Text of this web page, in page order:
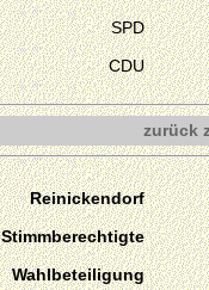
SPD
CDU
zurück
Reinickendorf
Stimmberechtigte
Wahlbeteiligung